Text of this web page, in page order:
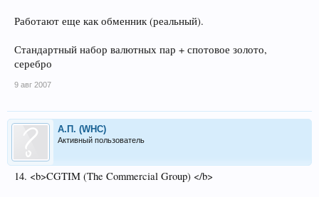
Работают еще как обменник (реальный).
Стандартный набор валютных пар + спотовое золото,
серебро
9 авг 2007
А.П. (WHC)
Активный пользователь
14. <b>CGTIM (The Commercial Group) </b>